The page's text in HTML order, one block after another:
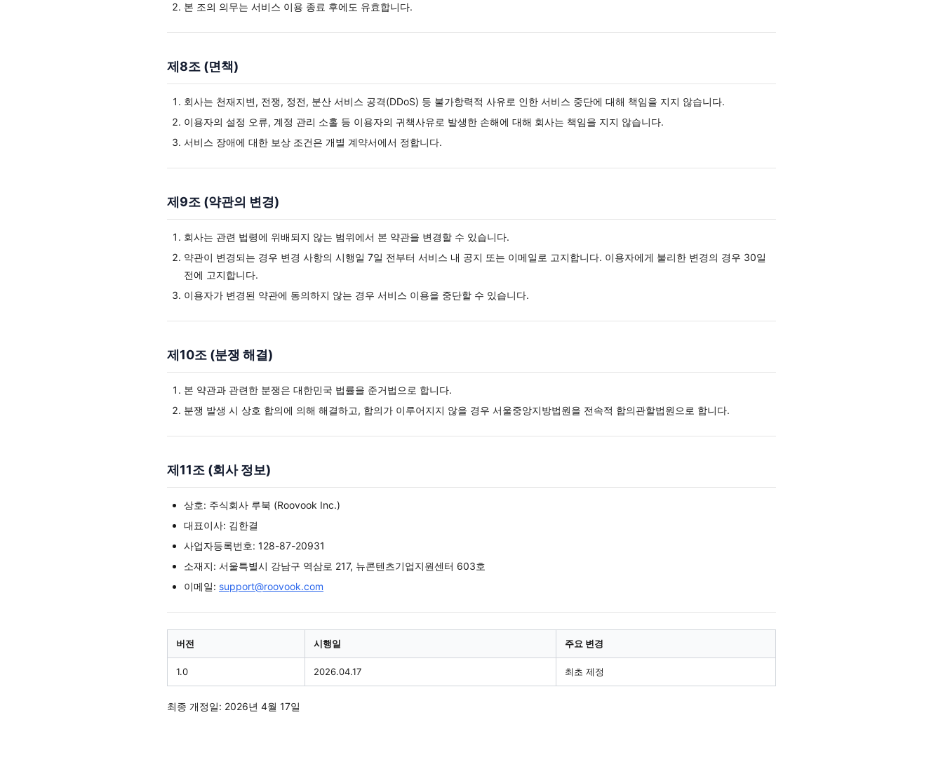
본 조의 의무는 서비스 이용 종료 후에도 유효합니다.
제8조 (면책)
회사는 천재지변, 전쟁, 정전, 분산 서비스 공격(DDoS) 등 불가항력적 사유로 인한 서비스 중단에 대해 책임을 지지 않습니다.
이용자의 설정 오류, 계정 관리 소홀 등 이용자의 귀책사유로 발생한 손해에 대해 회사는 책임을 지지 않습니다.
서비스 장애에 대한 보상 조건은 개별 계약서에서 정합니다.
제9조 (약관의 변경)
회사는 관련 법령에 위배되지 않는 범위에서 본 약관을 변경할 수 있습니다.
약관이 변경되는 경우 변경 사항의 시행일 7일 전부터 서비스 내 공지 또는 이메일로 고지합니다. 이용자에게 불리한 변경의 경우 30일
전에 고지합니다.
이용자가 변경된 약관에 동의하지 않는 경우 서비스 이용을 중단할 수 있습니다.
제10조 (분쟁 해결)
본 약관과 관련한 분쟁은 대한민국 법률을 준거법으로 합니다.
분쟁 발생 시 상호 합의에 의해 해결하고, 합의가 이루어지지 않을 경우 서울중앙지방법원을 전속적 합의관할법원으로 합니다.
제11조 (회사 정보)
상호: 주식회사 루북 (Roovook Inc.)
대표이사: 김한결
사업자등록번호: 128-87-20931
소재지: 서울특별시 강남구 역삼로 217, 뉴콘텐츠기업지원센터 603호
이메일: support@roovook.com
버전 시행일 주요 변경
1.0 2026.04.17 최초 제정
최종 개정일: 2026년 4월 17일